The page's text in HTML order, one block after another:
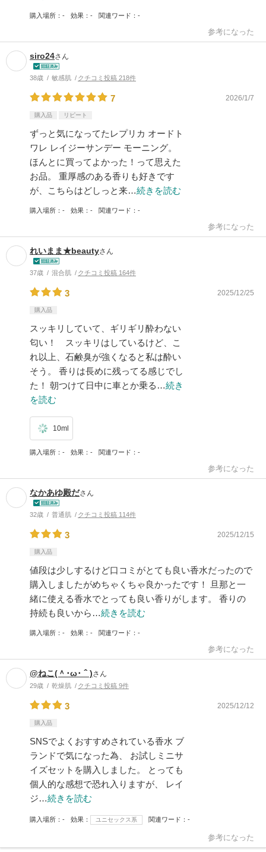
購入場所 - 効果 - 関連ワード -
参考になった
siro24さん
38歳 敏感肌 クチコミ投稿 218件
7 2026/1/7
購入品 リピート
ずっと気になってたレプリカ オードト
ワレ レイジーサンデー モーニング。
ほんとに買ってよかった！って思えた
お品。 重厚感のある香りも好きです
が、こちらはどしっと来…続きを読む
購入場所 - 効果 - 関連ワード -
参考になった
れいまま★beautyさん
37歳 混合肌 クチコミ投稿 164件
3 2025/12/25
購入品
スッキリしていて、ギリギリ酔わない
匂い！ スッキリはしているけど、こ
れ以上、石鹸臭が強くなると私は酔い
そう。 香りは長めに残ってる感じでし
た！ 朝つけて日中に車とか乗る…続き
を読む
10ml
購入場所 - 効果 - 関連ワード -
参考になった
なかあゆ殿ださん
32歳 普通肌 クチコミ投稿 114件
3 2025/12/15
購入品
値段は少しするけど口コミがとても良い香水だったので
購入しましたがめちゃくちゃ良かったです！ 旦那と一
緒に使える香水でとっても良い香りがします。 香りの
持続も良いから…続きを読む
購入場所 - 効果 - 関連ワード -
参考になった
@ねこ(＾･ω･＾)さん
29歳 乾燥肌 クチコミ投稿 9件
3 2025/12/12
購入品
SNSでよくおすすめされている香水 ブ
ランドで気になった為、 お試しミニサ
イズセットを購入しました。 とっても
個人的な感想で恐れ入りますが、 レイ
ジ…続きを読む
購入場所 - 効果 ユニセックス系 関連ワード -
参考になった